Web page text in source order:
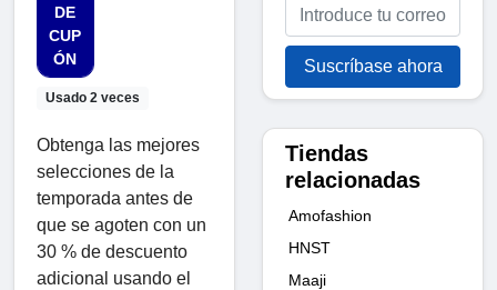
DE
CUP
ÓN
Usado 2 veces
Obtenga las mejores
selecciones de la
temporada antes de
que se agoten con un
30 % de descuento
adicional usando el
Suscríbase ahora
Tiendas
relacionadas
Amofashion
HNST
Maaji